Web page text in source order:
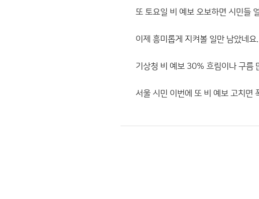
또 토요일 비 예보 오보하면 시민들
이제 흥미롭게 지켜볼 일만 남았네
기상청 비 예보 30% 흐림이나 구름
서울 시민 이번에 또 비 예보 고치면